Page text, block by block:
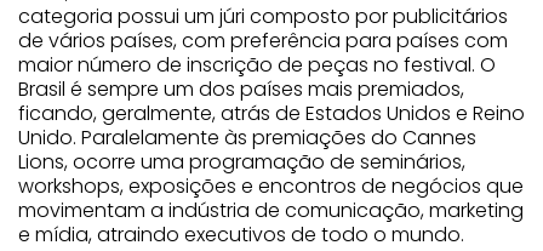
categoria possui um júri composto por publicitários
de vários países, com preferência para países com
maior número de inscrição de peças no festival. O
Brasil é sempre um dos países mais premiados,
ficando, geralmente, atrás de Estados Unidos e Reino
Unido. Paralelamente às premiações do Cannes
Lions, ocorre uma programação de seminários,
workshops, exposições e encontros de negócios que
movimentam a indústria de comunicação, marketing
e mídia, atraindo executivos de todo o mundo.